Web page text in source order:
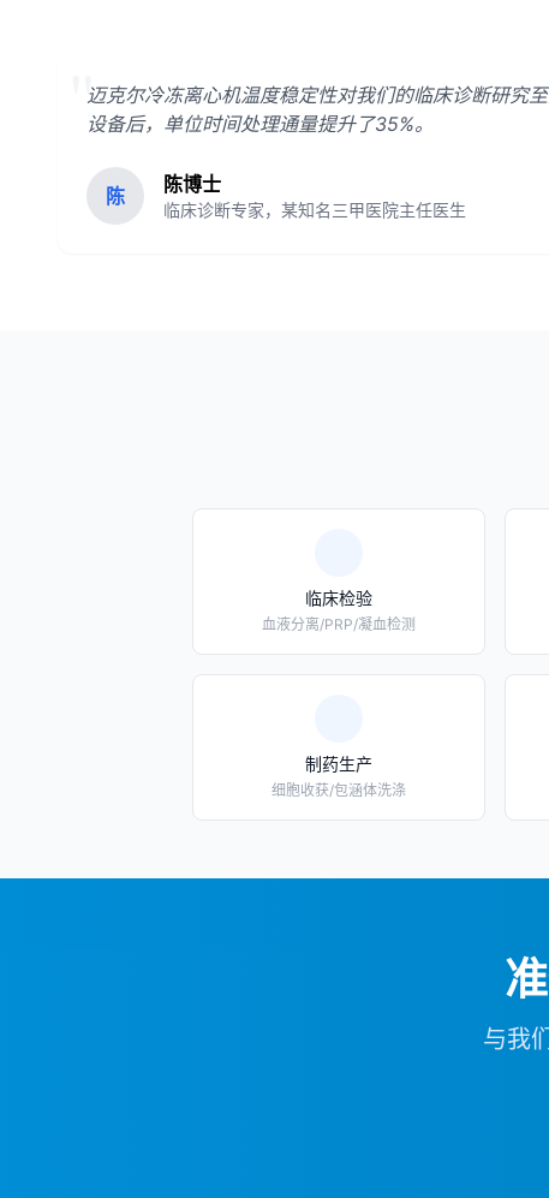
"
迈克尔冷冻离心机温度稳定性对我们的临床诊断研究
设备后，单位时间处理通量提升了35%。
陈 陈博士
临床诊断专家，某知名三甲医院主任医生
临床检验
血液分离/PRP/凝血检测
制药生产
细胞收获/包涵体洗涤
与我